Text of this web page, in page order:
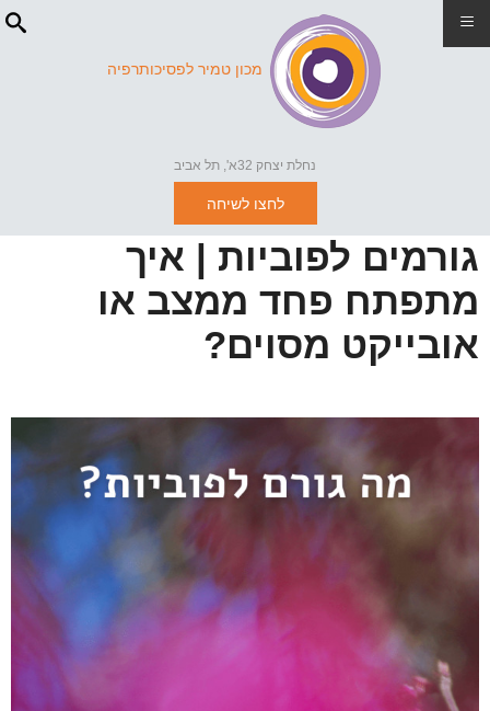
מכון טמיר לפסיכותרפיה
נחלת יצחק 32א', תל אביב
לחצו לשיחה
גורמים לפוביות | איך
מתפתח פחד ממצב או
אובייקט מסוים?
≡